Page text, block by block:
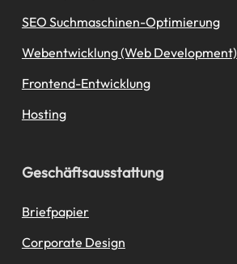
SEO Suchmaschinen-Optimierung
Webentwicklung (Web Development)
Frontend-Entwicklung
Hosting
Geschäftsausstattung
Briefpapier
Corporate Design